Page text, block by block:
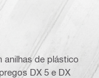
anilhas de plástico
DX 5 e DX